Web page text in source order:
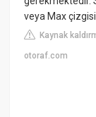
veya Max
Kaynak
otoraf.com